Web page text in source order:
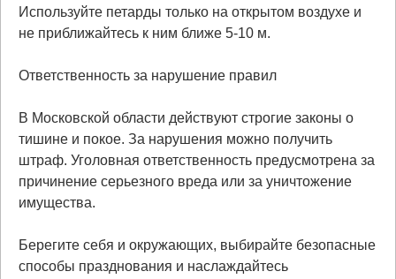
Используйте петарды только на открытом воздухе и
не приближайтесь к ним ближе 5-10 м.
Ответственность за нарушение правил
В Московской области действуют строгие законы о
тишине и покое. За нарушения можно получить
штраф. Уголовная ответственность предусмотрена за
причинение серьезного вреда или за уничтожение
имущества.
Берегите себя и окружающих, выбирайте безопасные
способы празднования и наслаждайтесь